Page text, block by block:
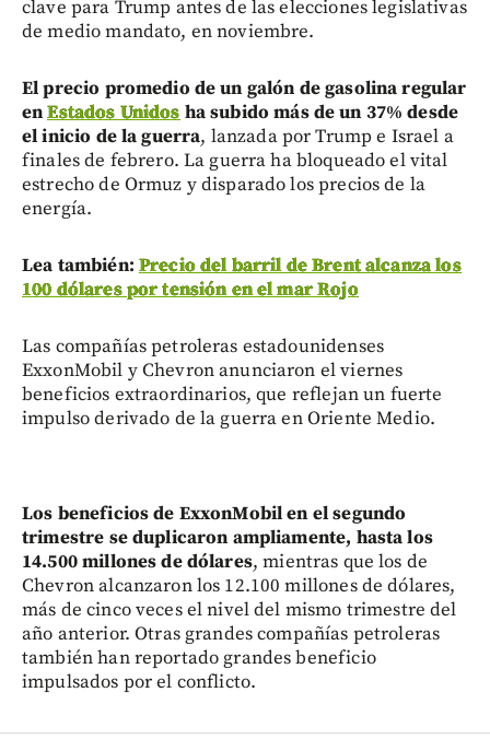
clave para Trump antes de las elecciones legislativas
de medio mandato, en noviembre.
El precio promedio de un galón de gasolina regular
enEstados Unidos ha subido más de un 37% desde
el inicio de la guerra, lanzada por Trump e Israel a
finales de febrero. La guerra ha bloqueado el vital
estrecho de Ormuz y disparado los precios de la
energía.
Lea también: Precio del barril de Brent alcanza los
100 dólares por tensión en el mar Rojo
Las compañías petroleras estadounidenses
ExxonMobil y Chevron anunciaron el viernes
beneficios extraordinarios, que reflejan un fuerte
impulso derivado de la guerra en Oriente Medio.
Los beneficios de ExxonMobil en el segundo
trimestre se duplicaron ampliamente, hasta los
14.500 millones de dólares, mientras que los de
Chevron alcanzaron los 12.100 millones de dólares,
más de cinco veces el nivel del mismo trimestre del
año anterior. Otras grandes compañías petroleras
también han reportado grandes beneficio
impulsados por el conflicto.